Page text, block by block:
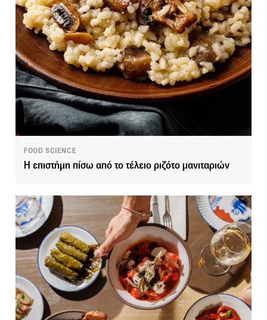
FOOD SCIENCE
Η επιστήμη πίσω από το τέλειο ριζότο μανιταριών